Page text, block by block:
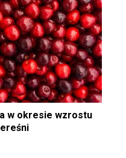
w okresie wzrostu